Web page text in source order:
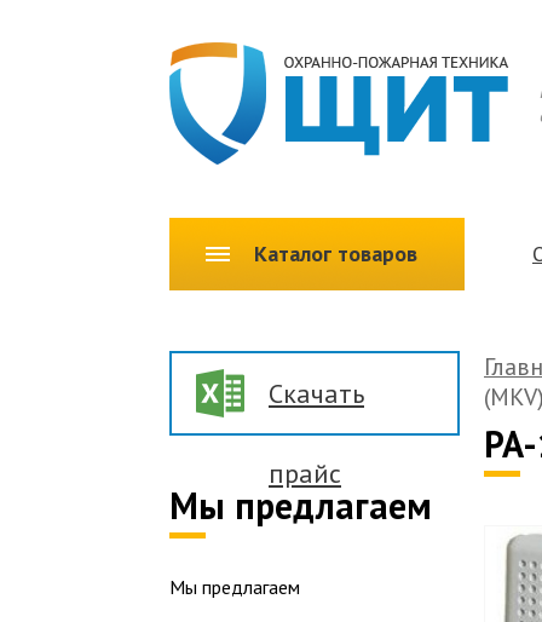
Каталог товаров
Скачать
прайс
Мы предлагаем
Мы предлагаем